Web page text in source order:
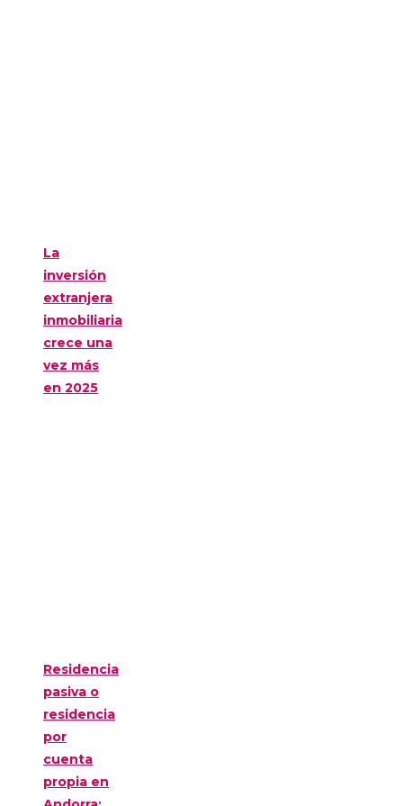
La
inversión
extranjera
inmobiliaria
crece una
vez más
en 2025
Residencia
pasiva o
residencia
por
cuenta
propia en